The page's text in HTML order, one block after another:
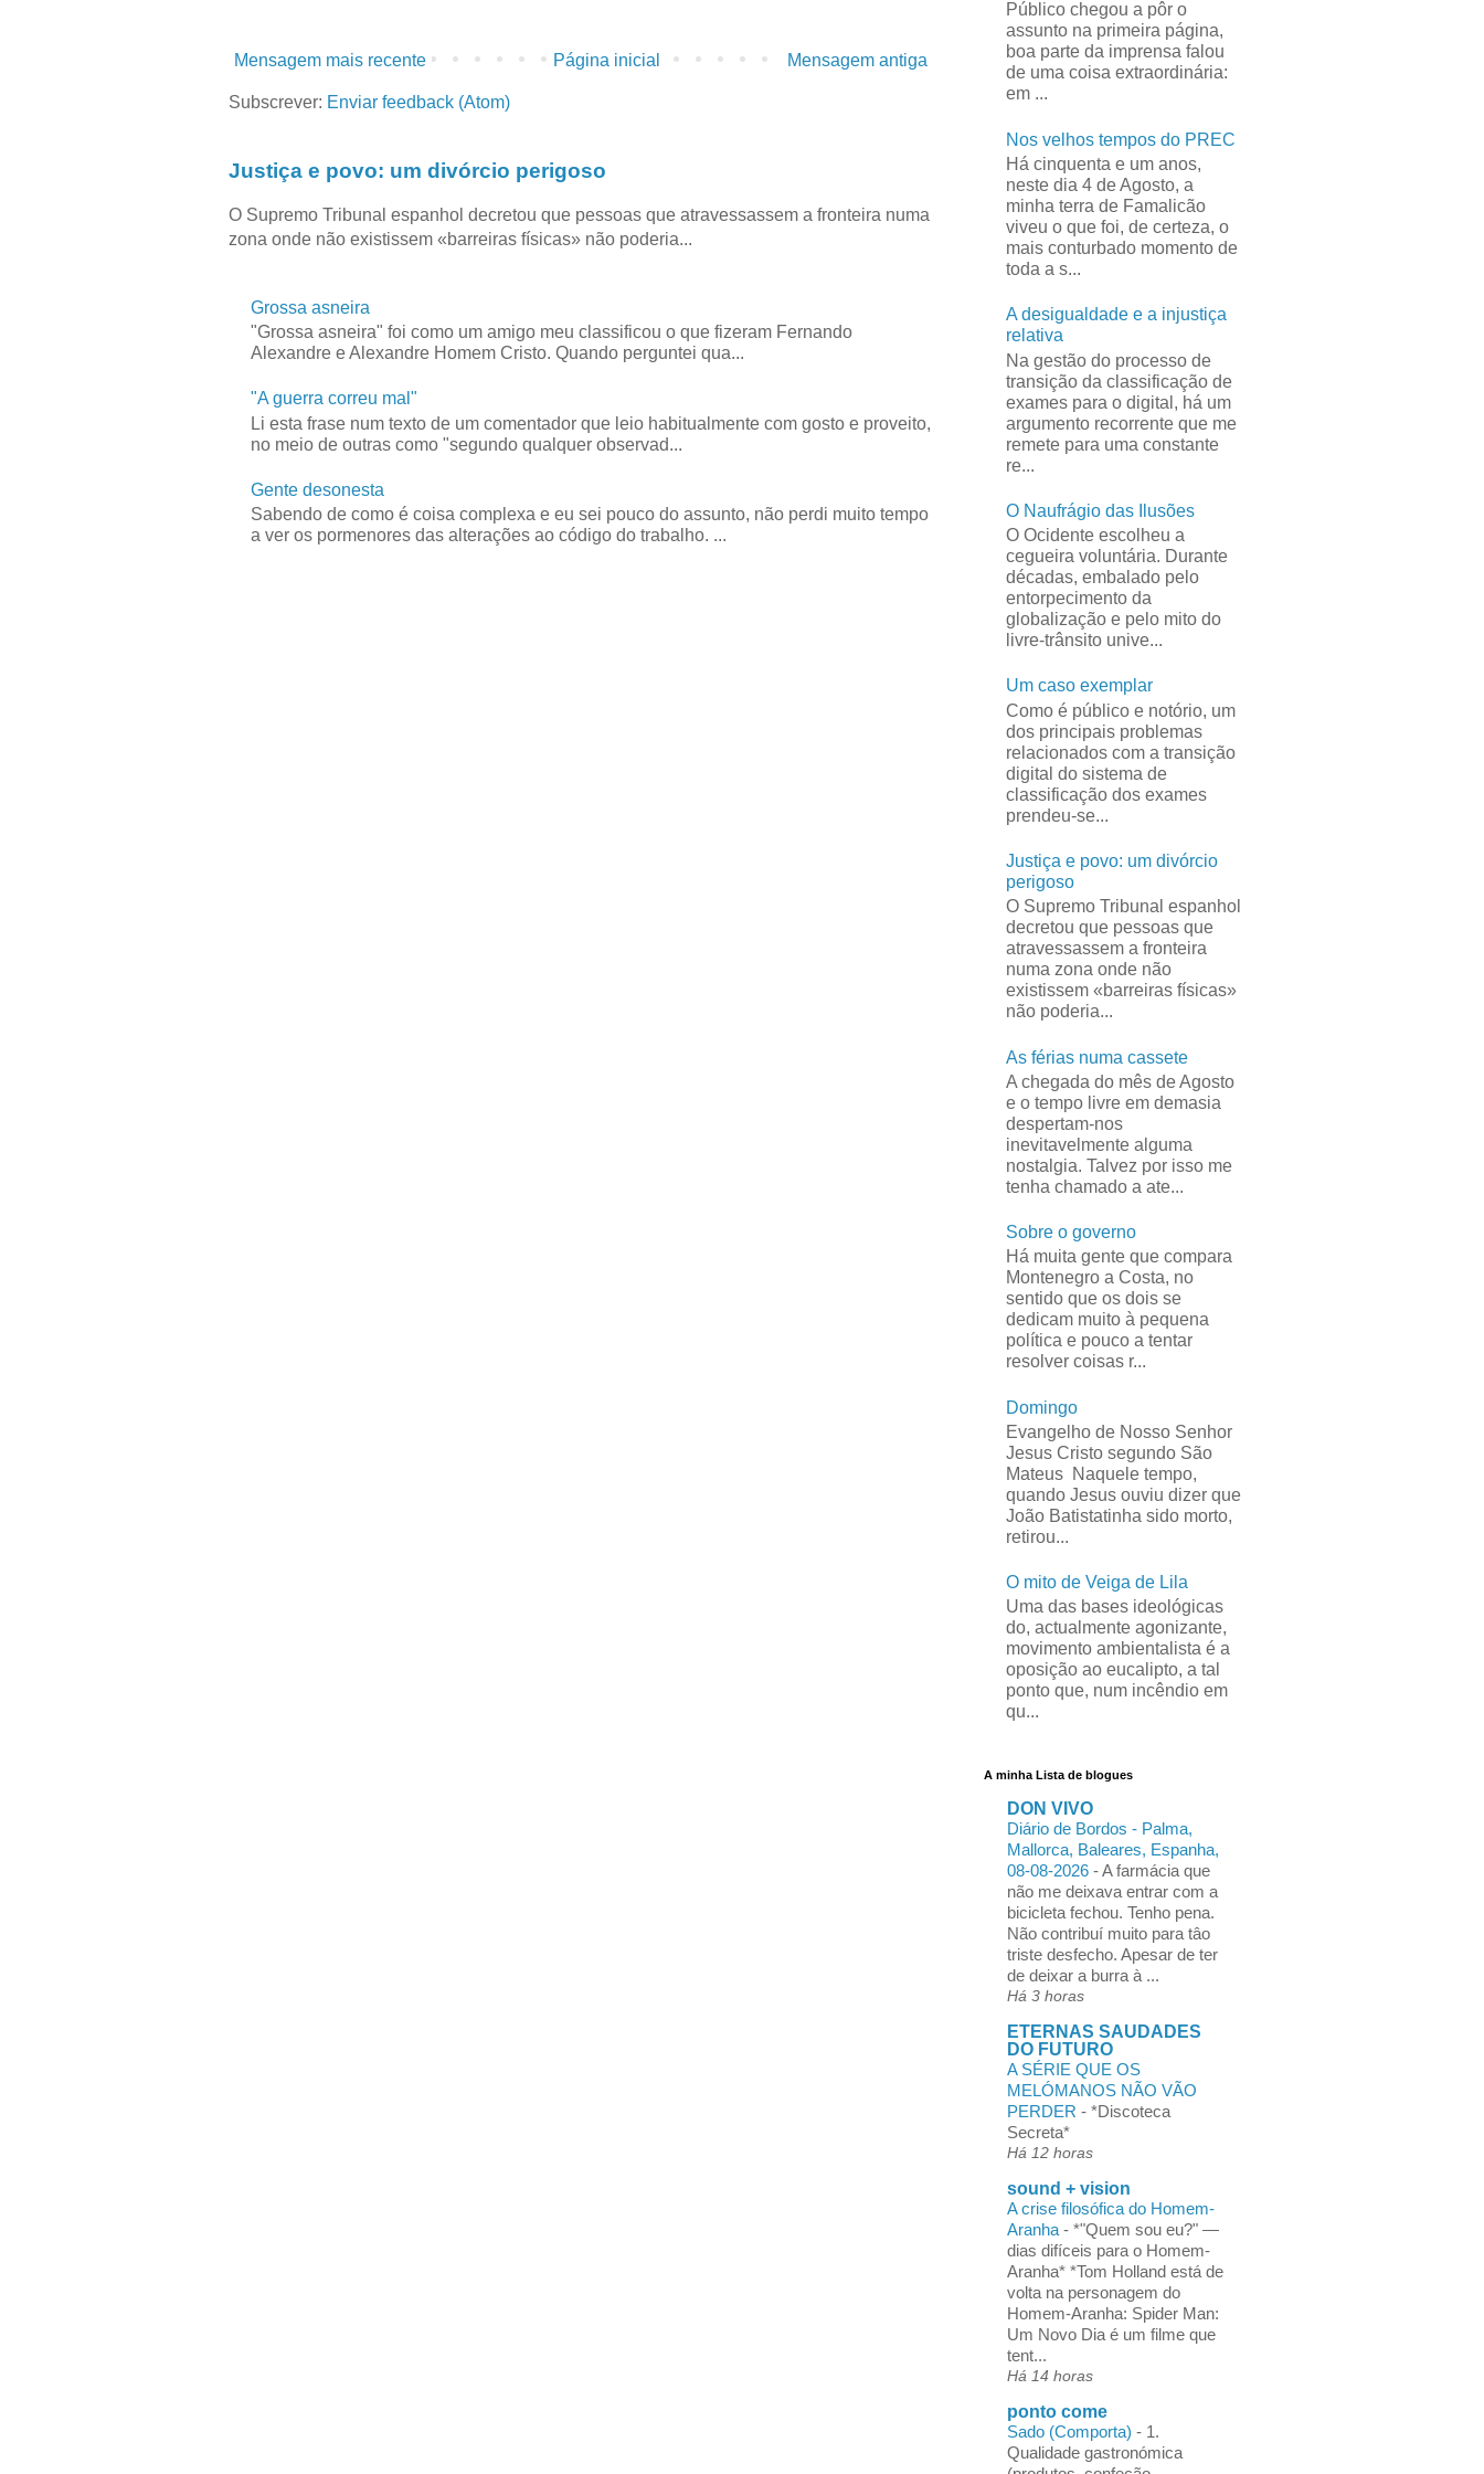
Mensagem mais recente Mensagem antiga
Página inicial
Subscrever: Enviar feedback (Atom)
Justiça e povo: um divórcio perigoso
O Supremo Tribunal espanhol decretou que pessoas que atravessassem a fronteira numa
zona onde não existissem «barreiras físicas» não poderia...
Grossa asneira
"Grossa asneira" foi como um amigo meu classificou o que fizeram Fernando
Alexandre e Alexandre Homem Cristo. Quando perguntei qua...
"A guerra correu mal"
Li esta frase num texto de um comentador que leio habitualmente com gosto e proveito,
no meio de outras como "segundo qualquer observad...
Gente desonesta
Sabendo de como é coisa complexa e eu sei pouco do assunto, não perdi muito tempo
a ver os pormenores das alterações ao código do trabalho. ...
Público chegou a pôr o
assunto na primeira página,
boa parte da imprensa falou
de uma coisa extraordinária:
em ...
Nos velhos tempos do PREC
Há cinquenta e um anos,
neste dia 4 de Agosto, a
minha terra de Famalicão
viveu o que foi, de certeza, o
mais conturbado momento de
toda a s...
A desigualdade e a injustiça
relativa
Na gestão do processo de
transição da classificação de
exames para o digital, há um
argumento recorrente que me
remete para uma constante
re...
O Naufrágio das Ilusões
O Ocidente escolheu a
cegueira voluntária. Durante
décadas, embalado pelo
entorpecimento da
globalização e pelo mito do
livre-trânsito unive...
Um caso exemplar
Como é público e notório, um
dos principais problemas
relacionados com a transição
digital do sistema de
classificação dos exames
prendeu-se...
Justiça e povo: um divórcio
perigoso
O Supremo Tribunal espanhol
decretou que pessoas que
atravessassem a fronteira
numa zona onde não
existissem «barreiras físicas»
não poderia...
As férias numa cassete
A chegada do mês de Agosto
e o tempo livre em demasia
despertam-nos
inevitavelmente alguma
nostalgia. Talvez por isso me
tenha chamado a ate...
Sobre o governo
Há muita gente que compara
Montenegro a Costa, no
sentido que os dois se
dedicam muito à pequena
política e pouco a tentar
resolver coisas r...
Domingo
Evangelho de Nosso Senhor
Jesus Cristo segundo São
Mateus Naquele tempo,
quando Jesus ouviu dizer que
João Batistatinha sido morto,
retirou...
O mito de Veiga de Lila
Uma das bases ideológicas
do, actualmente agonizante,
movimento ambientalista é a
oposição ao eucalipto, a tal
ponto que, num incêndio em
qu...
A minha Lista de blogues
DON VIVO
Diário de Bordos - Palma,
Mallorca, Baleares, Espanha,
08-08-2026 -A farmácia que
não me deixava entrar com a
bicicleta fechou. Tenho pena.
Não contribuí muito para tâo
triste desfecho. Apesar de ter
de deixar a burra à ...
Há 3 horas
ETERNAS SAUDADES
DO FUTURO
A SÉRIE QUE OS
MELÓMANOS NÃO VÃO
PERDER - *Discoteca
Secreta*
Há 12 horas
sound + vision
A crise filosófica do Homem-
Aranha - *"Quem sou eu?" —
dias difíceis para o Homem-
Aranha* *Tom Holland está de
volta na personagem do
Homem-Aranha: Spider Man:
Um Novo Dia é um filme que
tent...
Há 14 horas
ponto come
Sado (Comporta) - 1.
Qualidade gastronómica